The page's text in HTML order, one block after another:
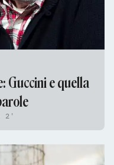
Guccini e quella
2'